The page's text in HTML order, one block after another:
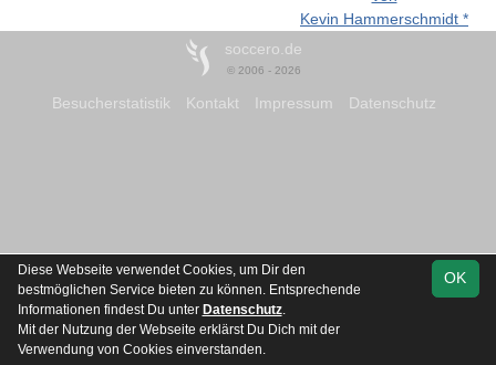
Kevin Hammerschmidt *
soccero.de
© 2006 - 2026
Besucherstatistik Kontakt Impressum Datenschutz
OK
Diese Webseite verwendet Cookies, um Dir den
bestmöglichen Service bieten zu können. Entsprechende
Informationen findest Du unter Datenschutz.
Mit der Nutzung der Webseite erklärst Du Dich mit der
Verwendung von Cookies einverstanden.